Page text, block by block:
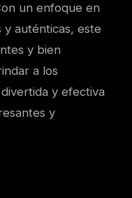
un enfoque en
y auténticas, este
y bien
a los
y efectiva
y